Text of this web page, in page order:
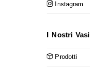
Instagram
I Nostri Vasi
Prodotti